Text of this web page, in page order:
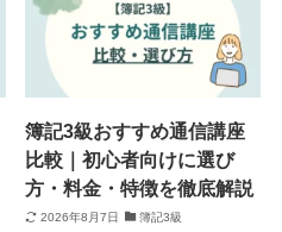
簿記3級おすすめ通信講座
比較｜初心者向けに選び
方・料金・特徴を徹底解説
2026年8月7日 簿記3級